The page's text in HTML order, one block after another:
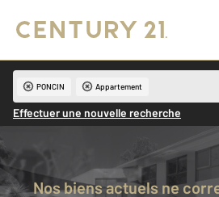
PONCIN Appartement
Effectuer une nouvelle recherche
Nos biens actuels ne correspondent pas à